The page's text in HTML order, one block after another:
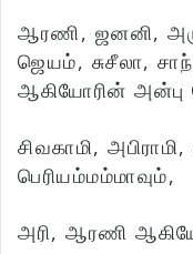
ஆரணி, ஜனனி,
ஜெயம், சுசீலா,
ஆகியோரின் அன்பு
சிவகாமி,
பெரியம்மம்மாவும்,
அரி, ஆரணி